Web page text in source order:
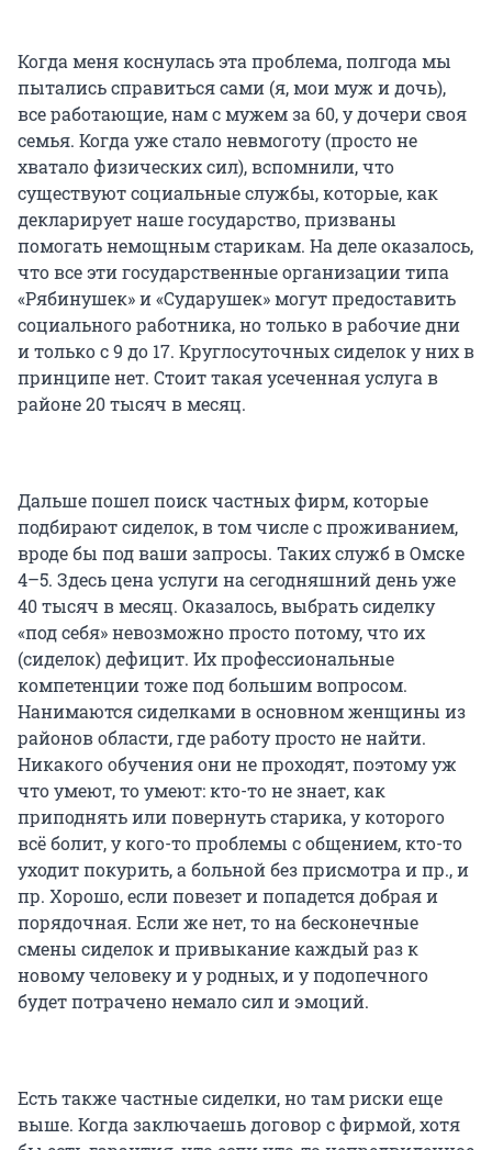
Когда меня коснулась эта проблема, полгода мы
пытались справиться сами (я, мои муж и дочь),
все работающие, нам с мужем за 60, у дочери своя
семья. Когда уже стало невмоготу (просто не
хватало физических сил), вспомнили, что
существуют социальные службы, которые, как
декларирует наше государство, призваны
помогать немощным старикам. На деле оказалось,
что все эти государственные организации типа
«Рябинушек» и «Сударушек» могут предоставить
социального работника, но только в рабочие дни
и только с 9 до 17. Круглосуточных сиделок у них в
принципе нет. Стоит такая усеченная услуга в
районе 20 тысяч в месяц.
Дальше пошел поиск частных фирм, которые
подбирают сиделок, в том числе с проживанием,
вроде бы под ваши запросы. Таких служб в Омске
4–5. Здесь цена услуги на сегодняшний день уже
40 тысяч в месяц. Оказалось, выбрать сиделку
«под себя» невозможно просто потому, что их
(сиделок) дефицит. Их профессиональные
компетенции тоже под большим вопросом.
Нанимаются сиделками в основном женщины из
районов области, где работу просто не найти.
Никакого обучения они не проходят, поэтому уж
что умеют, то умеют: кто-то не знает, как
приподнять или повернуть старика, у которого
всё болит, у кого-то проблемы с общением, кто-то
уходит покурить, а больной без присмотра и пр., и
пр. Хорошо, если повезет и попадется добрая и
порядочная. Если же нет, то на бесконечные
смены сиделок и привыкание каждый раз к
новому человеку и у родных, и у подопечного
будет потрачено немало сил и эмоций.
Есть также частные сиделки, но там риски еще
выше. Когда заключаешь договор с фирмой, хотя